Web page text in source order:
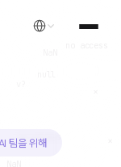
한국어
팀을 위해